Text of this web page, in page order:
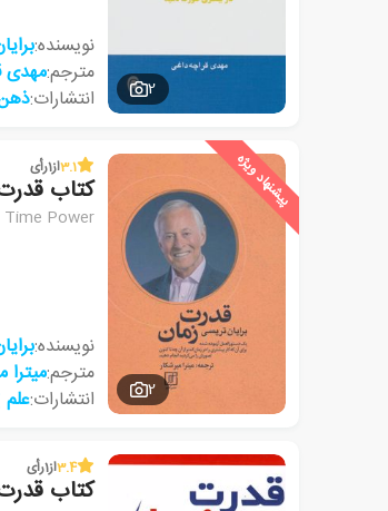
2
نویسنده:
مترجم:مهدی
انتشارات:
پیشنهاد ویژه
2
3.1از1رأی
کتاب
Time Power
نویسنده:
مترجم:میترا
انتشارات:علم
3.4از1رأی
کتاب